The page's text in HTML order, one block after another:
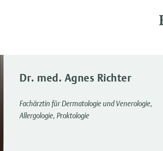
Dr. med. Agnes Richter
Fachärztin für Dermatologie und Venerologie,
Allergologie, Proktologie